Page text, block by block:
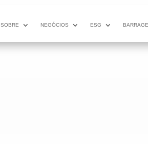
SOBRE NEGÓCIOS ESG